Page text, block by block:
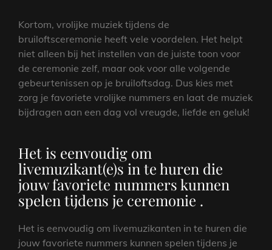
Kortom, vrolijke muziek tijdens de
bruiloftsceremonie heeft vele voordelen. Het helpt
niet alleen bij het instellen van de juiste toon voor
de ceremonie zelf, maar ook voor alle volgende
gebeurtenissen op je bruiloftsdag. Dus kies met
zorg je favoriete vrolijke nummers en laat de muziek
bijdragen aan een dag vol vreugde, liefde en geluk!
Het is eenvoudig om
livemuzikant(e)s in te huren die
jouw favoriete nummers kunnen
spelen tijdens je ceremonie .
Het is eenvoudig om livemuzikanten in te huren die
jouw favoriete nummers kunnen spelen tijdens je